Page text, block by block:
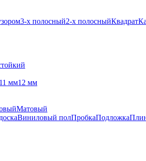
3-х полосный2-х полосныйКвадрат
11 мм12 мм
Матовый
Виниловый полПробкаПодложка